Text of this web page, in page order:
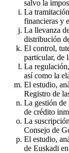
salvo la
La
financieras y
La llevanza
distribución
El control,
particular, de
La
así como la
El estudio,
Registro de
La gestión de
de crédito
La
Consejo de
El estudio,
de Euskadi